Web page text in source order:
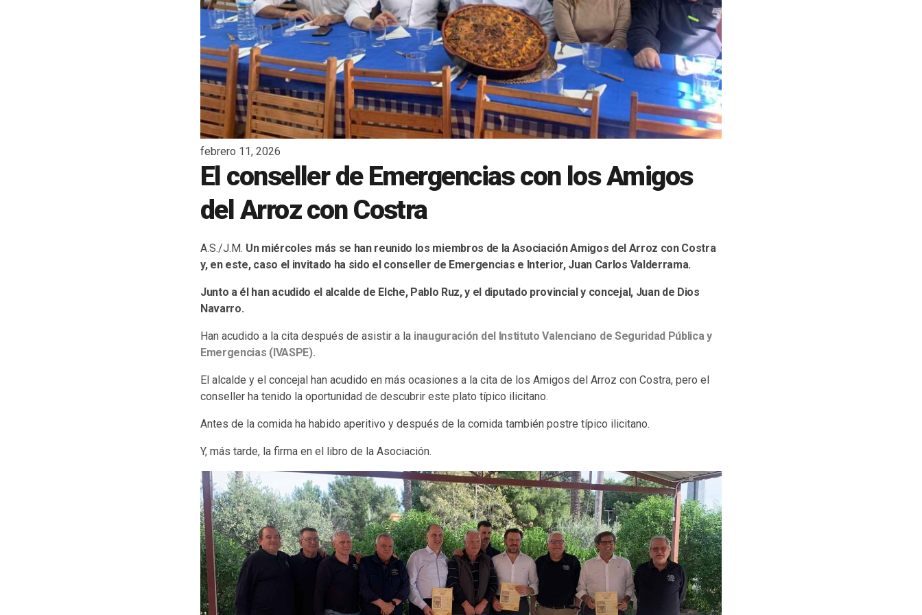
febrero 11, 2026
El conseller de Emergencias con los Amigos
del Arroz con Costra
A.S./J.M. Un miércoles más se han reunido los miembros de la Asociación Amigos del Arroz con Costra
y, en este, caso el invitado ha sido el conseller de Emergencias e Interior, Juan Carlos Valderrama.
Junto a él han acudido el alcalde de Elche, Pablo Ruz, y el diputado provincial y concejal, Juan de Dios
Navarro.
Han acudido a la cita después de asistir a la inauguración del Instituto Valenciano de Seguridad Pública y
Emergencias (IVASPE).
El alcalde y el concejal han acudido en más ocasiones a la cita de los Amigos del Arroz con Costra, pero el
conseller ha tenido la oportunidad de descubrir este plato típico ilicitano.
Antes de la comida ha habido aperitivo y después de la comida también postre típico ilicitano.
Y, más tarde, la firma en el libro de la Asociación.